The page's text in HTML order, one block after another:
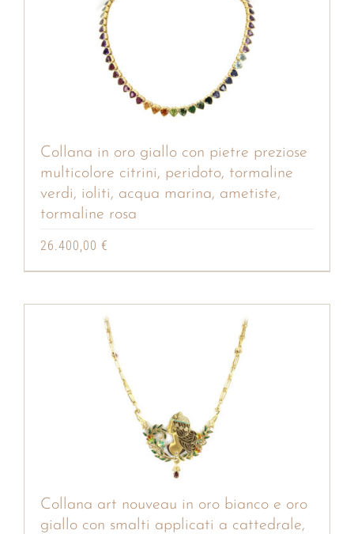
Collana in oro giallo con pietre preziose
multicolore citrini, peridoto, tormaline
verdi, ioliti, acqua marina, ametiste,
tormaline rosa
26.400,00 €
Collana art nouveau in oro bianco e oro
giallo con smalti applicati a cattedrale,